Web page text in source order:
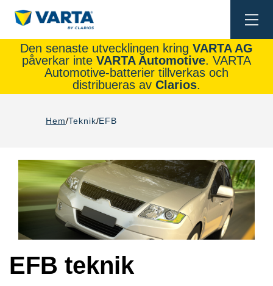
Den senaste utvecklingen kring VARTA AG
påverkar inte VARTA Automotive. VARTA
Automotive-batterier tillverkas och
distribueras av Clarios.
Hem Teknik EFB
EFB teknik